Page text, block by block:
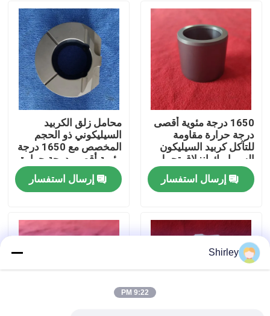
عرض الواقع الافتراضي
معلومات عنا
جولة في المعمل
رقابة جودة
اتصل بنا
اطلب اقتباس
محامل كروية سيراميك
1650 درجة مئوية أقصى
درجة حرارة مقاومة
للتآكل كربيد السيليكون
السيراميك انزلاق تحمل
الأكمام مع حجم مخصص
إرسال استفسار
محامل زلق الكربيد
السيليكوني ذو الحجم
المخصص مع 1650 درجة
مئوية أقصى درجة حرارة
ومقاومة التآكل للبيئات
القاسيةإرسال استفسار
Shirley
9:22 PM